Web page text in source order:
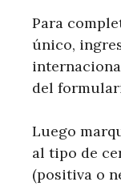
Para
único,
del
Luego
al tipo de
(positiva o